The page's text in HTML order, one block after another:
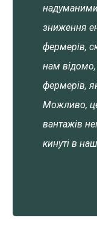
зниження
фермерів,
нам відомо,
фермерів,
Можливо,
вантажів
кинуті в